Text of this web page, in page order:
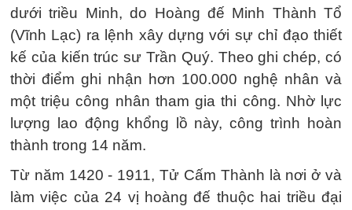
dưới triều Minh, do Hoàng đế Minh Thành Tổ
(Vĩnh Lạc) ra lệnh xây dựng với sự chỉ đạo thiết
kế của kiến trúc sư Trần Quý. Theo ghi chép, có
thời điểm ghi nhận hơn 100.000 nghệ nhân và
một triệu công nhân tham gia thi công. Nhờ lực
lượng lao động khổng lồ này, công trình hoàn
thành trong 14 năm.
Từ năm 1420 - 1911, Tử Cấm Thành là nơi ở và
làm việc của 24 vị hoàng đế thuộc hai triều đại